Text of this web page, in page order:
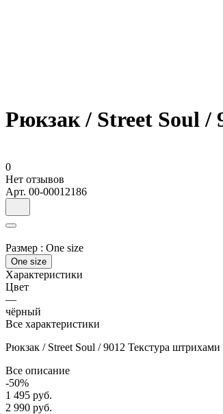
Рюкзак / Street Soul /
0
Нет отзывов
Арт. 00-00012186
Размер : One size
One size
Характеристики
Цвет
—
чёрный
Все характеристики
Рюкзак / Street Soul / 9012 Текстура
Все описание
-50%
1 495 руб.
2 990 руб.